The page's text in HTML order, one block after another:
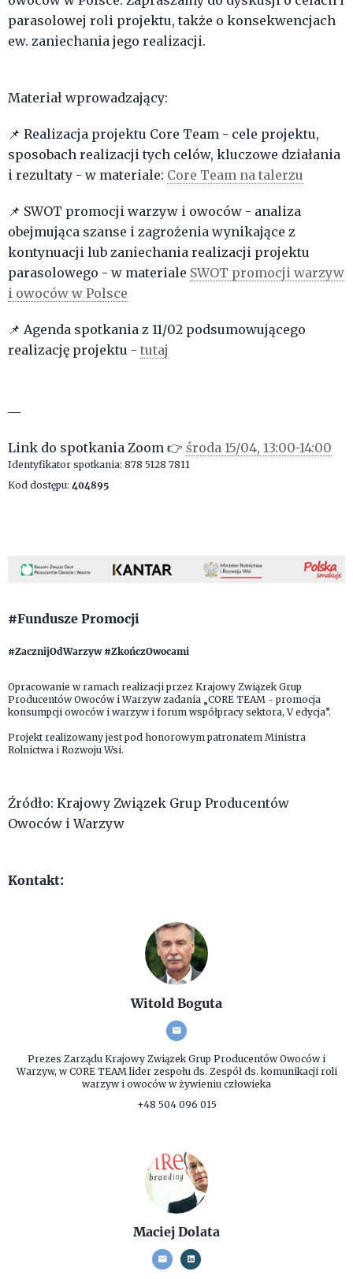
parasolowej roli projektu, także o konsekwencjach
ew. zaniechania jego realizacji.
Materiał wprowadzający:
📌 Realizacja projektu Core Team - cele projektu,
sposobach realizacji tych celów, kluczowe działania
i rezultaty - w materiale: Core Team na talerzu
📌 SWOT promocji warzyw i owoców - analiza
obejmująca szanse i zagrożenia wynikające z
kontynuacji lub zaniechania realizacji projektu
parasolowego - w materiale SWOT promocji warzyw
i owoców w Polsce
📌 Agenda spotkania z 11/02 podsumowującego
realizację projektu - tutaj
Link do spotkania Zoom 👉 środa 15/04, 13:00-14:00
Identyfikator spotkania: 878 5128 7811
Kod dostępu: 404895
#Fundusze Promocji
#ZacznijOdWarzyw #ZkończOwocami
Opracowanie w ramach realizacji przez Krajowy Związek Grup
Producentów Owoców i Warzyw zadania „CORE TEAM - promocja
konsumpcji owoców i warzyw i forum współpracy sektora, V edycja”.
Projekt realizowany jest pod honorowym patronatem Ministra
Rolnictwa i Rozwoju Wsi.
Źródło: Krajowy Związek Grup Producentów
Owoców i Warzyw
Kontakt:
Witold Boguta
Prezes Zarządu Krajowy Związek Grup Producentów Owoców i
Warzyw, w CORE TEAM lider zespołu ds. Zespół ds. komunikacji roli
warzyw i owoców w żywieniu człowieka
+48 504 096 015
Maciej Dolata